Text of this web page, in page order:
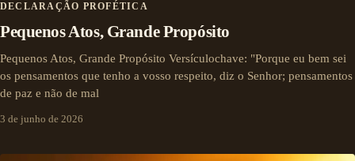
DECLARAÇÃO PROFÉTICA
Pequenos Atos, Grande Propósito
Pequenos Atos, Grande Propósito Versículochave: "Porque eu bem sei
os pensamentos que tenho a vosso respeito, diz o Senhor; pensamentos
de paz e não de mal
3 de junho de 2026